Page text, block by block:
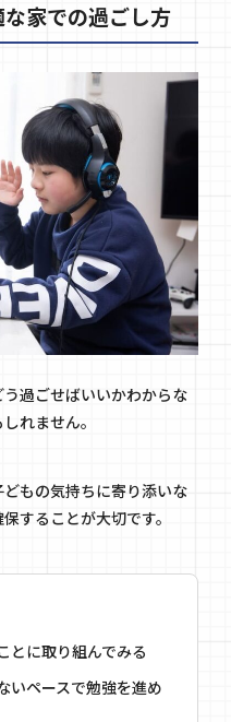
家での過ごし方
う過ごせばいいかわからな
れません。
もの気持ちに寄り添いな
することが大切です。
とに取り組んでみる
いペースで勉強を進め